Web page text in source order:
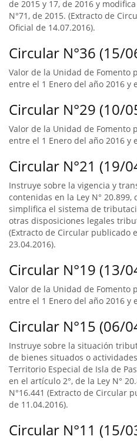
de 2015 y 17, de 2016 y
N°71, de 2015. (Extracto de
Oficial de 14.07.2016).
Circular N°36 (15/
Valor de la Unidad de Fomento
entre el 1 Enero del año 2016 y
Circular N°29 (10/
Valor de la Unidad de Fomento
entre el 1 Enero del año 2016 y
Circular N°21 (19/
Instruye sobre la vigencia y
contenidas en la Ley N°
simplifica el sistema de
otras disposiciones legales
(Extracto de Circular publicado
23.04.2016).
Circular N°19 (13/
Valor de la Unidad de Fomento
entre el 1 Enero del año 2016 y
Circular N°15 (06/
Instruye sobre la situación
de bienes situados o
Territorio Especial de Isla de
en el artículo 2°, de la Ley N°
N°16.441 (Extracto de Circular
de 11.04.2016).
Circular N°11 (15/